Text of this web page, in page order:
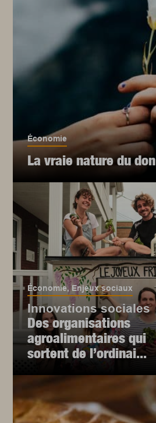
Économie
La vraie nature du don
Économie,Enjeux sociaux
Innovations sociales
Des organisations
agroalimentaires qui
sortent de l’ordinai...